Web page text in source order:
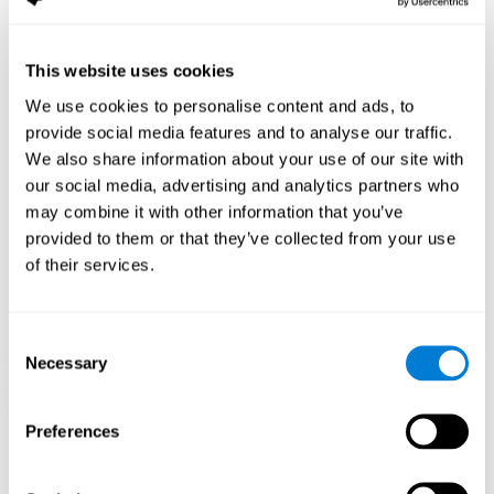
This website uses cookies
We use cookies to personalise content and ads, to
provide social media features and to analyse our traffic.
We also share information about your use of our site with
our social media, advertising and analytics partners who
may combine it with other information that you’ve
provided to them or that they’ve collected from your use
of their services.
Selection
Necessary
Preferences
التنظيم واستعادة الوظائف المعرفية الضعيفة.
قد يساعد التنبيه المستمرّ للمهارات في إنشاء نقط الاشتيباك جديدة وفي
إعادة التنظيم للدوائر العصبية وتحسّن الوظائف المعرفية. تنشّط اللعبة
العقلية ألغاز في تنبيه المهارات المتعلّقة بالفحص البصري والإدراك
المكاني.
الأسبوع الثاني
إسقاط رسومي توجيهي للشبكات العصبية بعد 3 أسابيع.
ما يحدث إن لم أدرّب مهاراتي المعرفية؟